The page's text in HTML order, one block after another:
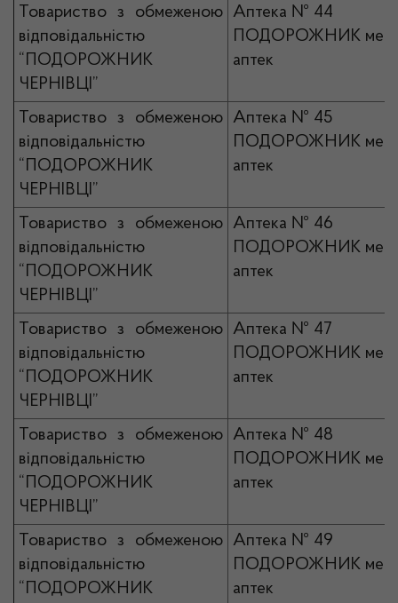
Товариство з обмеженою
відповідальністю
“ПОДОРОЖНИК
ЧЕРНІВЦІ”
Аптека № 44
ПОДОРОЖНИК
аптек
Товариство з обмеженою
відповідальністю
“ПОДОРОЖНИК
ЧЕРНІВЦІ”
Аптека № 45
ПОДОРОЖНИК
аптек
Товариство з обмеженою
відповідальністю
“ПОДОРОЖНИК
ЧЕРНІВЦІ”
Аптека № 46
ПОДОРОЖНИК
аптек
Товариство з обмеженою
відповідальністю
“ПОДОРОЖНИК
ЧЕРНІВЦІ”
Аптека № 47
ПОДОРОЖНИК
аптек
Товариство з обмеженою
відповідальністю
“ПОДОРОЖНИК
ЧЕРНІВЦІ”
Аптека № 48
ПОДОРОЖНИК
аптек
Товариство з обмеженою
відповідальністю
“ПОДОРОЖНИК
Аптека № 49
ПОДОРОЖНИК
аптек